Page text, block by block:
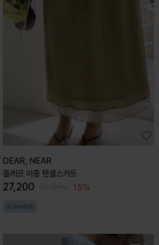
DEAR, NEAR
플레르 이중 텐셀스커트
27,200 15%